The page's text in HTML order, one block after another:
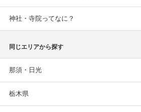
神社・寺院ってなに？
同じエリアから探す
那須・日光
栃木県